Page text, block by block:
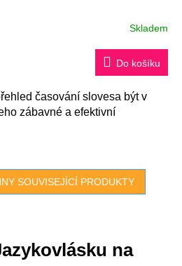
Skladem
Do košíku
časování slovesa být v
zábavné a efektivní
SOUVISEJÍCÍ PRODUKTY
na